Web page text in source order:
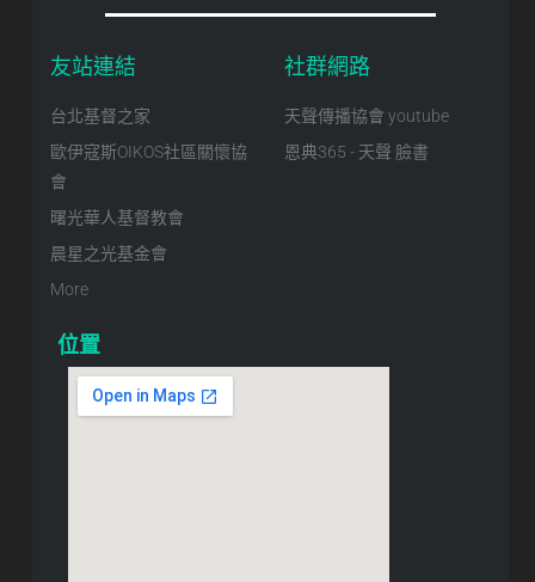
友站連結
台北基督之家
歐伊寇斯OIKOS社區關懷協
會
曙光華人基督教會
晨星之光基金會
More
社群網路
天聲傳播協會 youtube
恩典365 - 天聲 臉書
位置